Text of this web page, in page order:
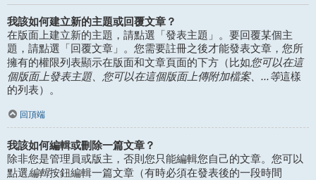
我該如何建立新的主題或回覆文章？
在版面上建立新的主題，請點選「發表主題」。要回覆某個主
題，請點選「回覆文章」。您需要註冊之後才能發表文章，您所
擁有的權限列表顯示在版面和文章頁面的下方（比如您可以在這
個版面上發表主題、您可以在這個版面上傳附加檔案、...等這樣
的列表）。
回頂端
我該如何編輯或刪除一篇文章？
除非您是管理員或版主，否則您只能編輯您自己的文章。您可以
點選編輯按鈕編輯一篇文章（有時必須在發表後的一段時間